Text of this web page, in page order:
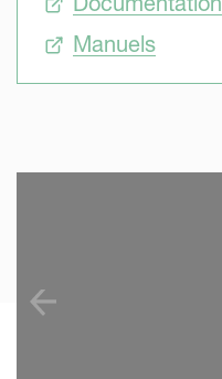
Manuels